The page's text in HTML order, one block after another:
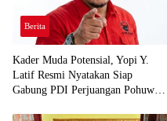
Berita
Kader Muda Potensial, Yopi Y.
Latif Resmi Nyatakan Siap
Gabung PDI Perjuangan Pohuwato